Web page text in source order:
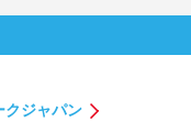
クジャパン